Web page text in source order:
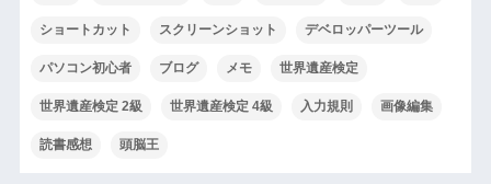
ショートカット スクリーンショット デベロッパーツール
パソコン初心者 ブログ メモ 世界遺産検定
世界遺産検定 2級 世界遺産検定 4級 入力規則 画像編集
読書感想 頭脳王